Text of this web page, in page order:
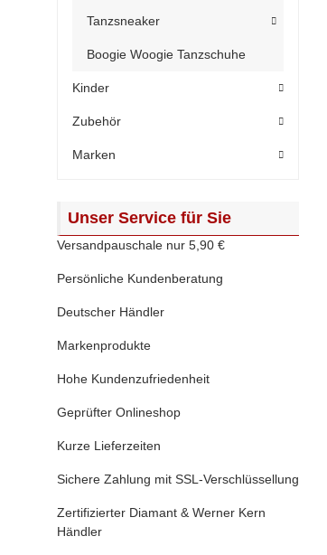
Tanzsneaker
Boogie Woogie Tanzschuhe
Kinder
Zubehör
Marken
Unser Service für Sie
Versandpauschale nur 5,90 €
Persönliche Kundenberatung
Deutscher Händler
Markenprodukte
Hohe Kundenzufriedenheit
Geprüfter Onlineshop
Kurze Lieferzeiten
Sichere Zahlung mit SSL-Verschlüssellung
Zertifizierter Diamant & Werner Kern
Händler